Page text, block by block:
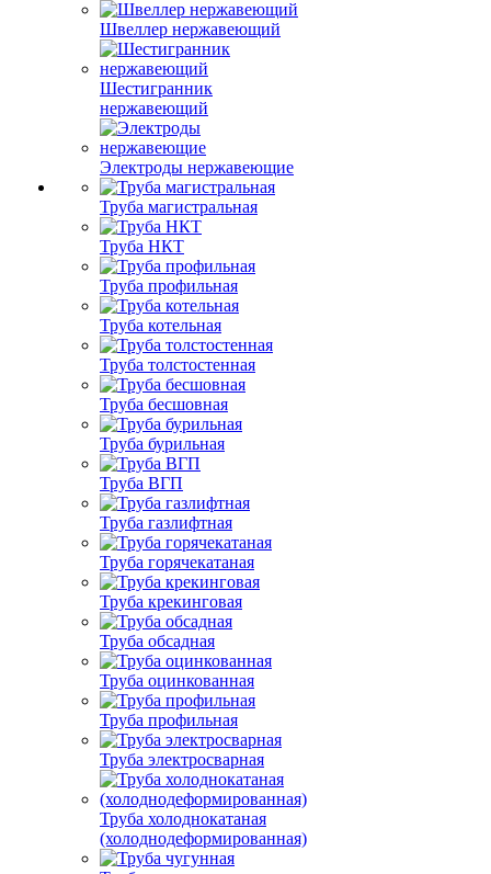
Швеллер нержавеющий
Шестигранник
нержавеющий
Электроды нержавеющие
Труба магистральная
Труба НКТ
Труба профильная
Труба котельная
Труба толстостенная
Труба бесшовная
Труба бурильная
Труба ВГП
Труба газлифтная
Труба горячекатаная
Труба крекинговая
Труба обсадная
Труба оцинкованная
Труба профильная
Труба электросварная
Труба холоднокатаная
(холоднодеформированная)